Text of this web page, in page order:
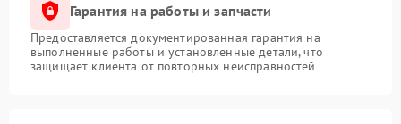
Гарантия на работы и запчасти
Предоставляется документированная гарантия на
выполненные работы и установленные детали, что
защищает клиента от повторных неисправностей